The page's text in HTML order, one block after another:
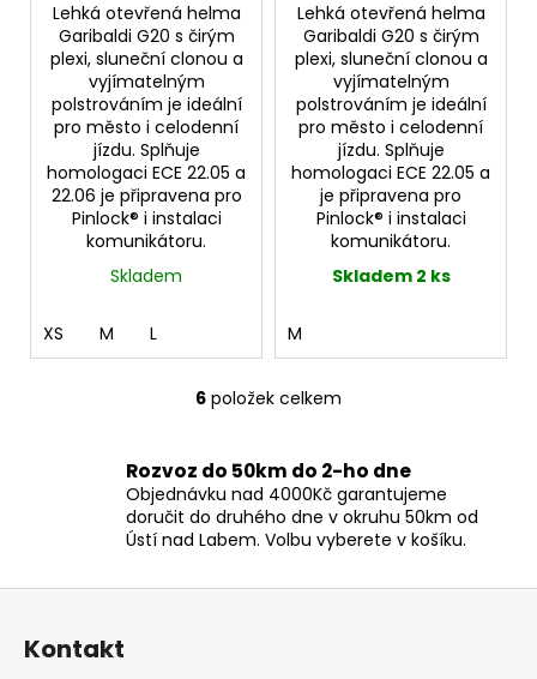
Lehká otevřená helma
Garibaldi G20 s čirým
plexi, sluneční clonou a
vyjímatelným
polstrováním je ideální
pro město i celodenní
jízdu. Splňuje
homologaci ECE 22.05 a
22.06 je připravena pro
Pinlock® i instalaci
komunikátoru.
Skladem
XS M L
Lehká otevřená helma
Garibaldi G20 s čirým
plexi, sluneční clonou a
vyjímatelným
polstrováním je ideální
pro město i celodenní
jízdu. Splňuje
homologaci ECE 22.05 a
je připravena pro
Pinlock® i instalaci
komunikátoru.
Skladem 2 ks
M
O
l
á
d
a
í
6 položek celkem
Rozvoz do 50km do 2-ho dne
Objednávku nad 4000Kč garantujeme
doručit do druhého dne v okruhu 50km od
Ústí nad Labem. Volbu vyberete v košíku.
Kontakt